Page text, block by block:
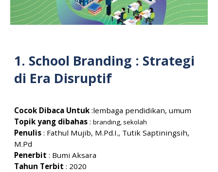
1. School Branding : Strategi
di Era Disruptif
Cocok Dibaca Untuk :lembaga pendidikan, umum
Topik yang dibahas :branding, sekolah
Penulis : Fathul Mujib, M.Pd.I., Tutik Saptiningsih,
M.Pd
Penerbit : Bumi Aksara
Tahun Terbit : 2020